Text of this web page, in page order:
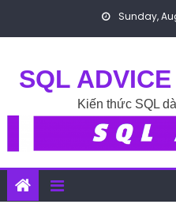
Sunday,
SQL
Kiến thức SQL